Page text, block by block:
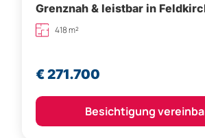
Grenznah & leistbar in
418 m²
€ 271.700
Besichtigung